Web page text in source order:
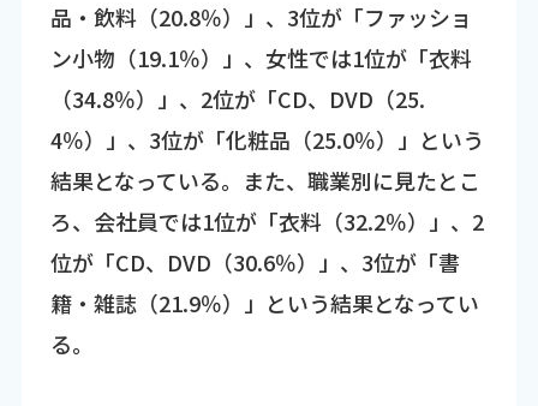
品・飲料（20.8％）」、3位が「ファッショ
ン小物（19.1％）」、女性では1位が「衣料
（34.8％）」、2位が「CD、DVD（25.
4％）」、3位が「化粧品（25.0％）」という
結果となっている。また、職業別に見たとこ
ろ、会社員では1位が「衣料（32.2％）」、2
位が「CD、DVD（30.6％）」、3位が「書
籍・雑誌（21.9％）」という結果となってい
る。